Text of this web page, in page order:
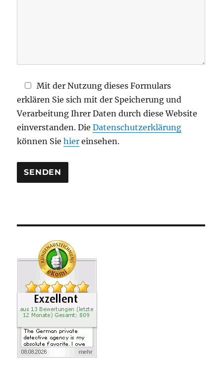
l
e
e
r
Mit der Nutzung dieses Formulars
erklären Sie sich mit der Speicherung und
Verarbeitung Ihrer Daten durch diese Website
einverstanden. DieDatenschutzerklärung
können Siehier einsehen.